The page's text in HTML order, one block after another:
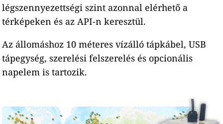
légszennyezettségi szint azonnal elérhető a
térképeken és az API-n keresztül.
Az állomáshoz 10 méteres vízálló tápkábel, USB
tápegység, szerelési felszerelés és opcionális
napelem is tartozik.